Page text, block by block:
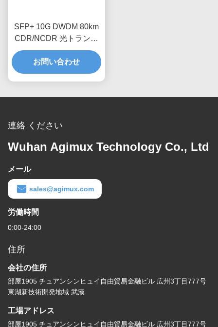
SFP+ 10G DWDM 80km
CDR/NCDR 光トランシ
ーバモジュール
お問い合わせ
連絡 ください
Wuhan Agimux Technology Co., Ltd
メール
sales@agimux.com
労働時間
0:00-24:00
住所
会社の住所
部屋1905 チュアンシンヒュイ自由貿易金融ビル 広州3丁目777号
東湖新技術開発地域 武漢
工場アドレス
部屋1905 チュアンシンヒュイ自由貿易金融ビル 広州3丁目777号